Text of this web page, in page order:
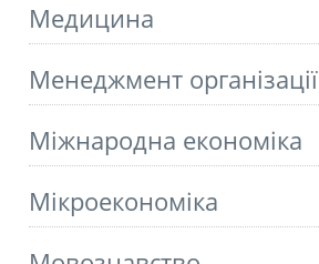
Медицина
Менеджмент організації
Міжнародна економіка
Мікроекономіка